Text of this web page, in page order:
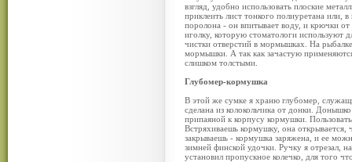
взгляд, удобно использовать плоские
приклеить лист тонкого полиуретана или,
поролона - он впитывает воду, и крючки
иголку, которую стоматологи используют
чистки отверстий в мормышках. На
мормышки. А так как зачастую
слишком толстыми.
Глубомер-кормушка
В этой же сумке я храню глубомер,
сделана из колокольчика от донки.
припаяной к корпусу кормушки.
Встряхиваешь кормушку, она
закрываешь - кормушка заряжена, и ее
зимней финской удочки. Ручку я отрезал,
установил пропускное колечко, для того